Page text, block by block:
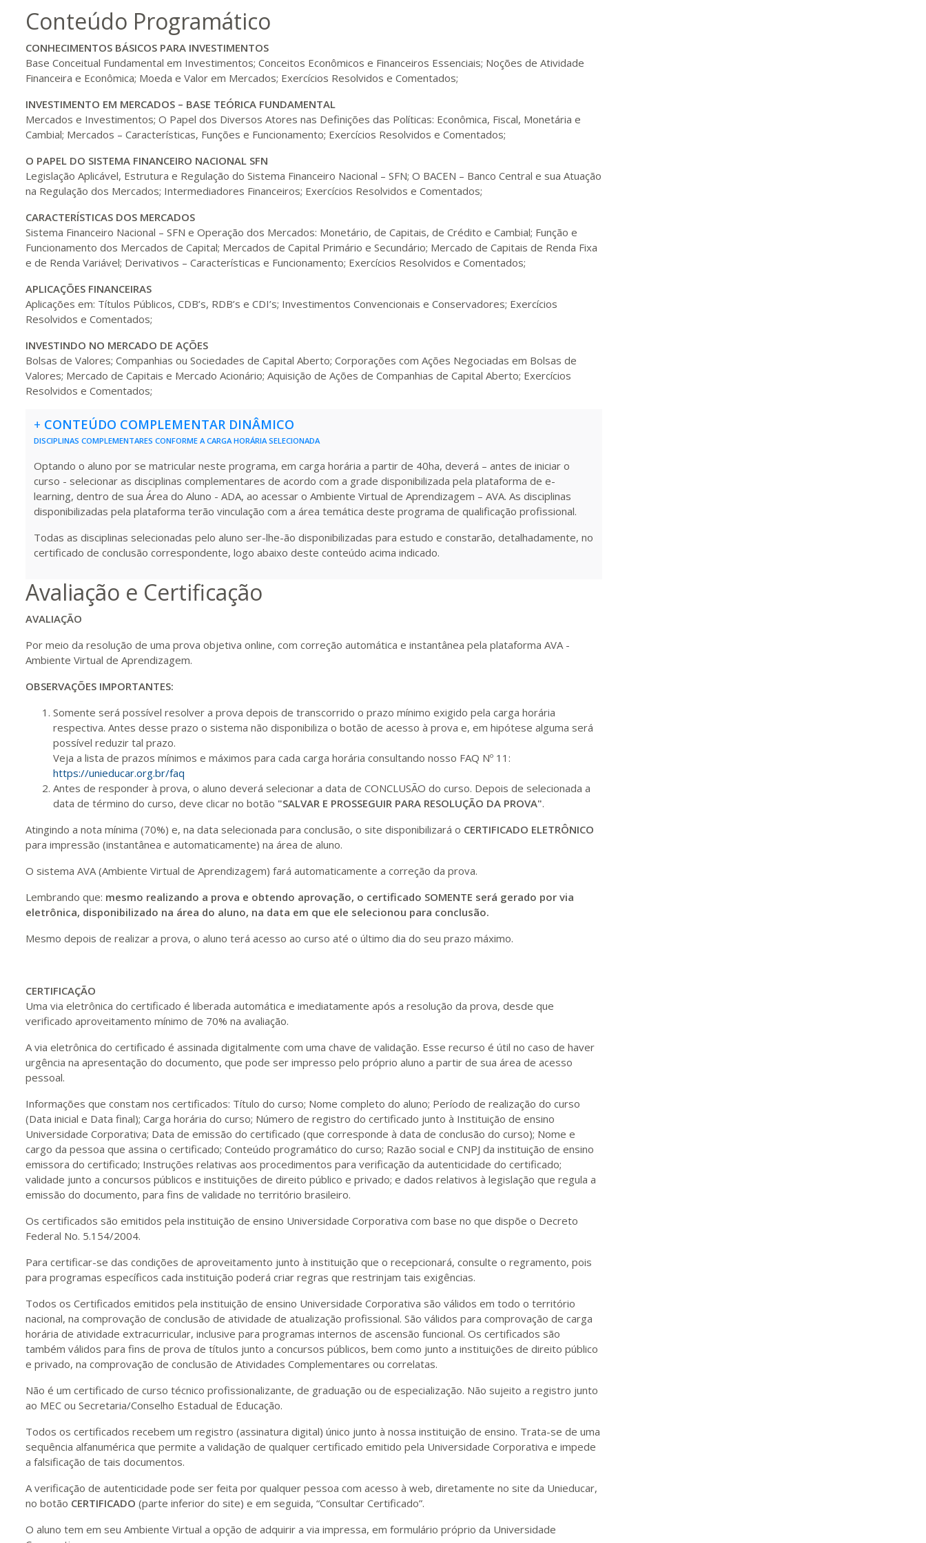
90dias
240 H 30dias 90dias Visualizar Visualizar
260 H 33dias 90dias Visualizar Visualizar
ELETRÔNICO
280 H 35dias 120dias Visualizar Visualizar
ELETRÔNICO
R$ 1.387,93
300 H 38dias 120 dias Visualizar Visualizar
ELETRÔNICO
Matricular
320 H 40dias 120dias Visualizar Visualizar
ELETRÔNICO
Matricular
360 H 45dias 120dias Visualizar Visualizar
ELETRÔNICO
Matricular
380 H 48dias 150dias Visualizar Visualizar
ELETRÔNICO
R$ 1.883,61
420 H
440 H 55dias 150
Conteúdo Programático
CONHECIMENTOS BÁSICOS PARA INVESTIMENTOS
Base Conceitual Fundamental em Investimentos; Conceitos Econômicos e Financeiros Essenciais; Noções de Atividade
Financeira e Econômica; Moeda e Valor em Mercados; Exercícios Resolvidos e Comentados;
INVESTIMENTO EM MERCADOS – BASE TEÓRICA FUNDAMENTAL
Mercados e Investimentos; O Papel dos Diversos Atores nas Definições das Políticas: Econômica, Fiscal, Monetária e
Cambial; Mercados – Características, Funções e Funcionamento; Exercícios Resolvidos e Comentados;
O PAPEL DO SISTEMA FINANCEIRO NACIONAL SFN
Legislação Aplicável, Estrutura e Regulação do Sistema Financeiro Nacional – SFN; O BACEN – Banco Central e sua Atuação
na Regulação dos Mercados; Intermediadores Financeiros; Exercícios Resolvidos e Comentados;
CARACTERÍSTICAS DOS MERCADOS
Sistema Financeiro Nacional – SFN e Operação dos Mercados: Monetário, de Capitais, de Crédito e Cambial; Função e
Funcionamento dos Mercados de Capital; Mercados de Capital Primário e Secundário; Mercado de Capitais de Renda Fixa
e de Renda Variável; Derivativos – Características e Funcionamento; Exercícios Resolvidos e Comentados;
APLICAÇÕES FINANCEIRAS
Aplicações em: Títulos Públicos, CDB’s, RDB’s e CDI’s; Investimentos Convencionais e Conservadores; Exercícios
Resolvidos e Comentados;
INVESTINDO NO MERCADO DE AÇÕES
Bolsas de Valores; Companhias ou Sociedades de Capital Aberto; Corporações com Ações Negociadas em Bolsas de
Valores; Mercado de Capitais e Mercado Acionário; Aquisição de Ações de Companhias de Capital Aberto; Exercícios
Resolvidos e Comentados;
+ CONTEÚDO COMPLEMENTAR DINÂMICO
DISCIPLINAS COMPLEMENTARES CONFORME A CARGA HORÁRIA SELECIONADA
Optando o aluno por se matricular neste programa, em carga horária a partir de 40ha, deverá – antes de iniciar o
curso - selecionar as disciplinas complementares de acordo com a grade disponibilizada pela plataforma de e-
learning, dentro de sua Área do Aluno - ADA, ao acessar o Ambiente Virtual de Aprendizagem – AVA. As disciplinas
disponibilizadas pela plataforma terão vinculação com a área temática deste programa de qualificação profissional.
Todas as disciplinas selecionadas pelo aluno ser-lhe-ão disponibilizadas para estudo e constarão, detalhadamente, no
certificado de conclusão correspondente, logo abaixo deste conteúdo acima indicado.
Avaliação e Certificação
AVALIAÇÃO
Por meio da resolução de uma prova objetiva online, com correção automática e instantânea pela plataforma AVA -
Ambiente Virtual de Aprendizagem.
OBSERVAÇÕES IMPORTANTES:
Somente será possível resolver a prova depois de transcorrido o prazo mínimo exigido pela carga horária
respectiva. Antes desse prazo o sistema não disponibiliza o botão de acesso à prova e, em hipótese alguma será
possível reduzir tal prazo.
Veja a lista de prazos mínimos e máximos para cada carga horária consultando nosso FAQ Nº 11:
https://unieducar.org.br/faq
Antes de responder à prova, o aluno deverá selecionar a data de CONCLUSÃO do curso. Depois de selecionada a
data de término do curso, deve clicar no botão "SALVAR E PROSSEGUIR PARA RESOLUÇÃO DA PROVA".
Atingindo a nota mínima (70%) e, na data selecionada para conclusão, o site disponibilizará o CERTIFICADO ELETRÔNICO
para impressão (instantânea e automaticamente) na área de aluno.
O sistema AVA (Ambiente Virtual de Aprendizagem) fará automaticamente a correção da prova.
Lembrando que: mesmo realizando a prova e obtendo aprovação, o certificado SOMENTE será gerado por via
eletrônica, disponibilizado na área do aluno, na data em que ele selecionou para conclusão.
Mesmo depois de realizar a prova, o aluno terá acesso ao curso até o último dia do seu prazo máximo.
CERTIFICAÇÃO
Uma via eletrônica do certificado é liberada automática e imediatamente após a resolução da prova, desde que
verificado aproveitamento mínimo de 70% na avaliação.
A via eletrônica do certificado é assinada digitalmente com uma chave de validação. Esse recurso é útil no caso de haver
urgência na apresentação do documento, que pode ser impresso pelo próprio aluno a partir de sua área de acesso
pessoal.
Informações que constam nos certificados: Título do curso; Nome completo do aluno; Período de realização do curso
(Data inicial e Data final); Carga horária do curso; Número de registro do certificado junto à Instituição de ensino
Universidade Corporativa; Data de emissão do certificado (que corresponde à data de conclusão do curso); Nome e
cargo da pessoa que assina o certificado; Conteúdo programático do curso; Razão social e CNPJ da instituição de ensino
emissora do certificado; Instruções relativas aos procedimentos para verificação da autenticidade do certificado;
validade junto a concursos públicos e instituições de direito público e privado; e dados relativos à legislação que regula a
emissão do documento, para fins de validade no território brasileiro.
Os certificados são emitidos pela instituição de ensino Universidade Corporativa com base no que dispõe o Decreto
Federal No. 5.154/2004.
Para certificar-se das condições de aproveitamento junto à instituição que o recepcionará, consulte o regramento, pois
para programas específicos cada instituição poderá criar regras que restrinjam tais exigências.
Todos os Certificados emitidos pela instituição de ensino Universidade Corporativa são válidos em todo o território
nacional, na comprovação de conclusão de atividade de atualização profissional. São válidos para comprovação de carga
horária de atividade extracurricular, inclusive para programas internos de ascensão funcional. Os certificados são
também válidos para fins de prova de títulos junto a concursos públicos, bem como junto a instituições de direito público
e privado, na comprovação de conclusão de Atividades Complementares ou correlatas.
Não é um certificado de curso técnico profissionalizante, de graduação ou de especialização. Não sujeito a registro junto
ao MEC ou Secretaria/Conselho Estadual de Educação.
Todos os certificados recebem um registro (assinatura digital) único junto à nossa instituição de ensino. Trata-se de uma
sequência alfanumérica que permite a validação de qualquer certificado emitido pela Universidade Corporativa e impede
a falsificação de tais documentos.
A verificação de autenticidade pode ser feita por qualquer pessoa com acesso à web, diretamente no site da Unieducar,
no botão CERTIFICADO (parte inferior do site) e em seguida, “Consultar Certificado”.
O aluno tem em seu Ambiente Virtual a opção de adquirir a via impressa, em formulário próprio da Universidade